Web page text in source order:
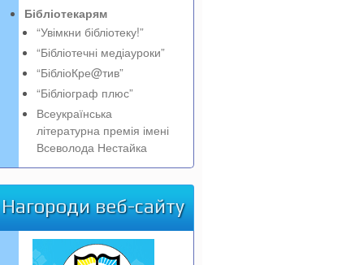
Бібліотекарям
“Увімкни бібліотеку!”
“Бібліотечні медіауроки”
“БібліоКре@тив”
“Бібліограф плюс”
Всеукраїнська
літературна премія імені
Всеволода Нестайка
Нагороди веб-сайту